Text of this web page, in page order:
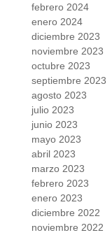
febrero 2024
enero 2024
diciembre 2023
noviembre 2023
octubre 2023
septiembre 2023
agosto 2023
julio 2023
junio 2023
mayo 2023
abril 2023
marzo 2023
febrero 2023
enero 2023
diciembre 2022
noviembre 2022